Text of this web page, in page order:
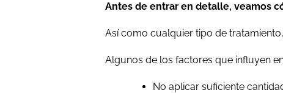
Antes de entrar en detalle, veamos
Así como cualquier tipo de tratamiento,
Algunos de los factores que influyen
No aplicar suficiente